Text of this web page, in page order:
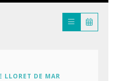
LLORET DE MAR